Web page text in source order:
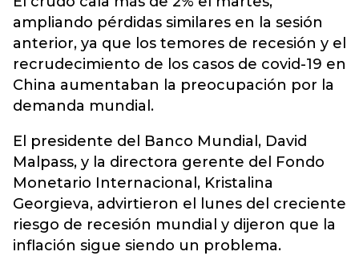
ampliando pérdidas similares en la sesión
anterior, ya que los temores de recesión y el
recrudecimiento de los casos de covid-19 en
China aumentaban la preocupación por la
demanda mundial.
El presidente del Banco Mundial, David
Malpass, y la directora gerente del Fondo
Monetario Internacional, Kristalina
Georgieva, advirtieron el lunes del creciente
riesgo de recesión mundial y dijeron que la
inflación sigue siendo un problema.